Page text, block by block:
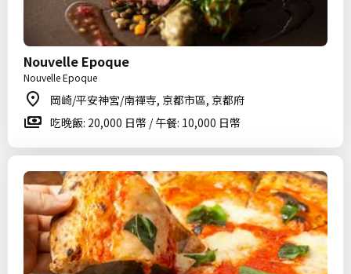
Nouvelle Epoque
Nouvelle Epoque
岡崎/平安神宮/南禪寺, 京都市區, 京都府
吃晚飯: 20,000 日幣 / 午餐: 10,000 日幣